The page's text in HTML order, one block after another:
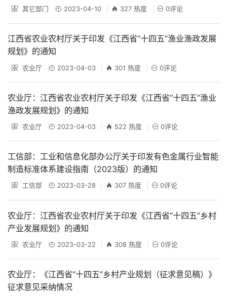
其它部门 2023-04-10 327 热度 0评论
江西省农业农村厅关于印发《江西省“十四五”渔业渔政发展
规划》的通知
农业厅 2023-04-03 301 热度 0评论
农业厅：江西省农业农村厅关于印发《江西省“十四五”渔业
渔政发展规划》的通知
农业厅 2023-04-03 522 热度 0评论
工信部：工业和信息化部办公厅关于印发有色金属行业智能
制造标准体系建设指南（2023版）的通知
工信部 2023-03-28 307 热度 0评论
农业厅：江西省农业农村厅关于印发《江西省“十四五”乡村
产业发展规划》的通知
农业厅 2023-03-22 308 热度 0评论
农业厅：《江西省“十四五”乡村产业规划（征求意见稿）》
征求意见采纳情况